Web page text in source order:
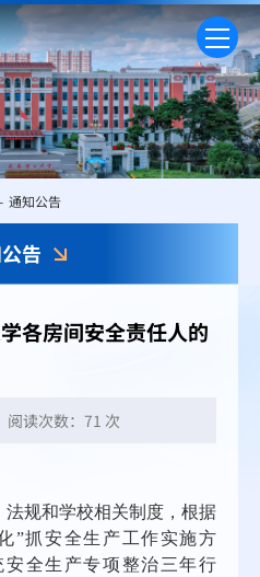
告
- 通知公告
各房间安全责任人的
阅读次数： 71 次
法规和学校相关制度，根据
”抓安全生产工作实施方
全生产专项整治三年行